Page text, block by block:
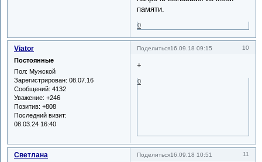
памяти.
0
Поделиться 10
16.09.18 09:15
Viator
Постоянные
Пол: Мужской
Зарегистрирован: 08.07.16
Сообщений: 4132
Уважение: +246
Позитив: +808
Последний визит:
08.03.24 16:40
+
0
Поделиться 11
16.09.18 10:51
Светлана